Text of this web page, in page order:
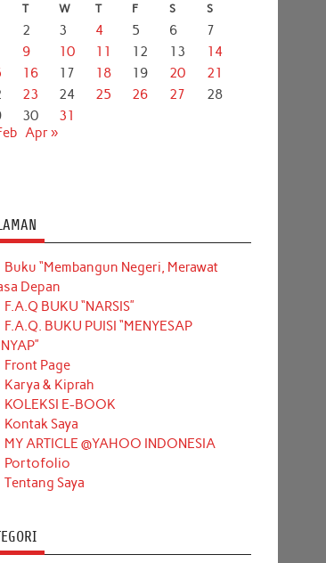
T W T F S S
2 3 4 5 6
7
9 10 11 12 13
14
16 17 18 19 20
21
23 24 25 26 27
28
30
31
Apr »
Buku “Membangun Negeri, Merawat
Depan
F.A.Q BUKU “NARSIS”
F.A.Q. BUKU PUISI “MENYESAP
Front Page
Karya & Kiprah
KOLEKSI E-BOOK
Kontak Saya
MY ARTICLE @YAHOO INDONESIA
Portofolio
Tentang Saya